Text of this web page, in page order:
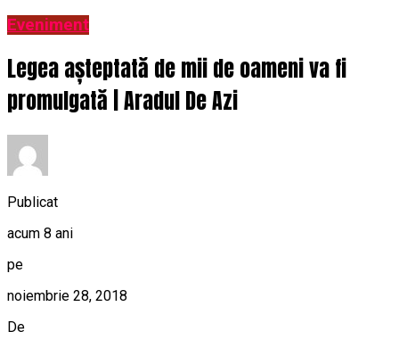
Eveniment
Legea așteptată de mii de oameni va fi
promulgată | Aradul De Azi
Publicat
acum 8 ani
pe
noiembrie 28, 2018
De